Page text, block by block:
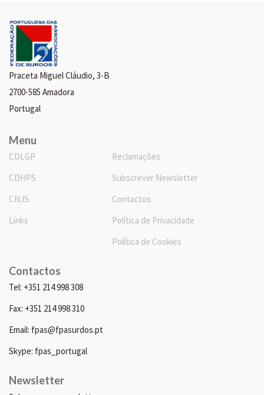
Praceta Miguel Cláudio, 3-B
2700-585 Amadora
Portugal
Menu
CDLGP
CDHPS
CNJS
Links
Reclamações
Subscrever Newsletter
Contactos
Política de Privacidade
Política de Cookies
Contactos
Tel: +351 214 998 308
Fax: +351 214 998 310
Email: fpas@fpasurdos.pt
Skype: fpas_portugal
Newsletter